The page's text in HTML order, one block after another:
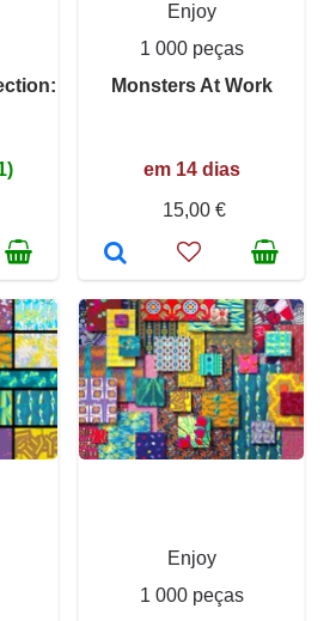
Enjoy
1 000 peças
Monsters At Work
em 14 dias
15,00 €
Enjoy
1 000 peças